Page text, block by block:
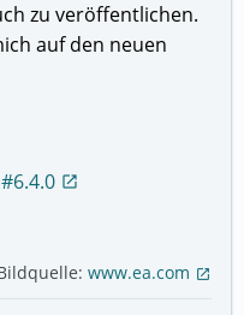
zu veröffentlichen.
auf den neuen
open_in_new
www.ea.com open_in_new